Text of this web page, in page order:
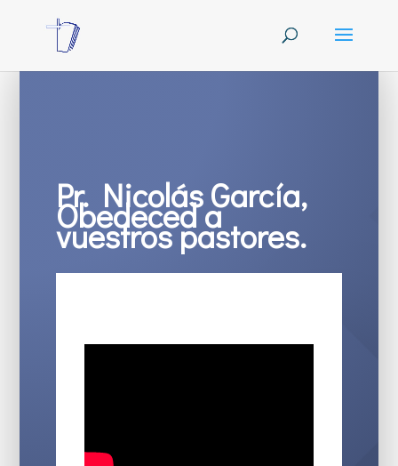
Pr. Nicolás García,
Obedeced a
vuestros pastores.